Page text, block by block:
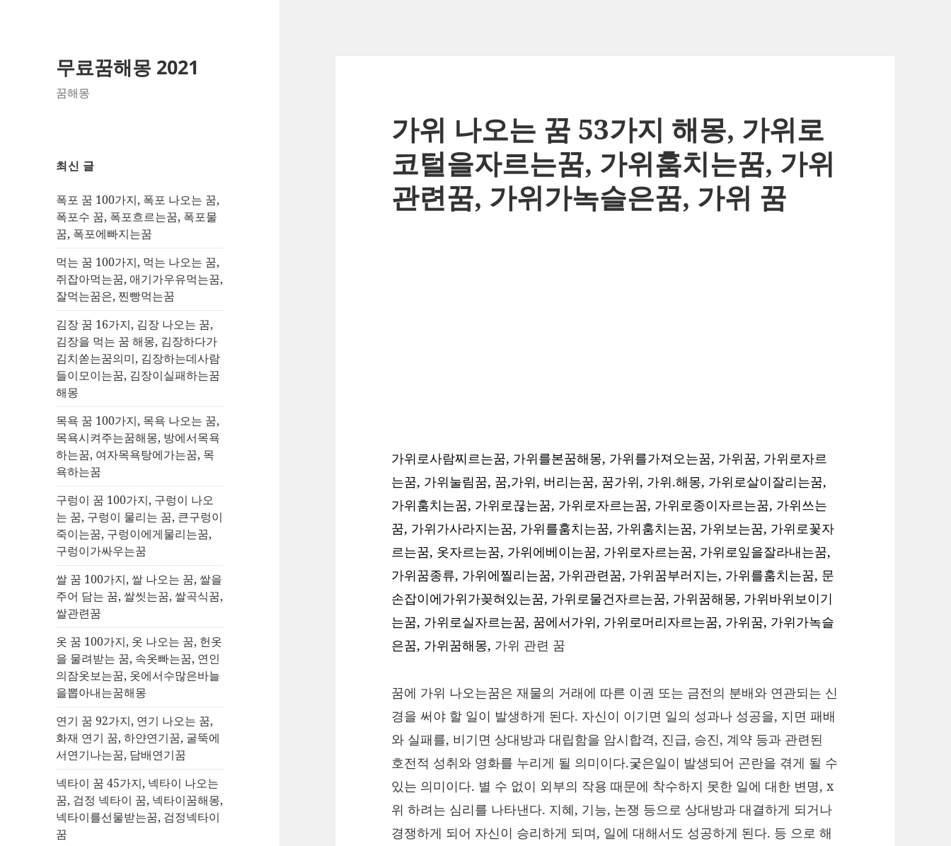
무료꿈해몽 2021
꿈해몽
최신 글
폭포 꿈 100가지, 폭포 나오는 꿈,
폭포수 꿈, 폭포흐르는꿈, 폭포물
꿈, 폭포에빠지는꿈
먹는 꿈 100가지, 먹는 나오는 꿈,
쥐잡아먹는꿈, 애기가우유먹는꿈,
잘먹는꿈은, 찐빵먹는꿈
김장 꿈 16가지, 김장 나오는 꿈,
김장을 먹는 꿈 해몽, 김장하다가
김치쏟는꿈의미, 김장하는데사람
들이모이는꿈, 김장이실패하는꿈
해몽
목욕 꿈 100가지, 목욕 나오는 꿈,
목욕시켜주는꿈해몽, 방에서목욕
하는꿈, 여자목욕탕에가는꿈, 목
욕하는꿈
구렁이 꿈 100가지, 구렁이 나오
는 꿈, 구렁이 물리는 꿈, 큰구렁이
죽이는꿈, 구렁이에게물리는꿈,
구렁이가싸우는꿈
쌀 꿈 100가지, 쌀 나오는 꿈, 쌀을
주어 담는 꿈, 쌀씻는꿈, 쌀곡식꿈,
쌀관련꿈
옷 꿈 100가지, 옷 나오는 꿈, 헌옷
을 물려받는 꿈, 속옷빠는꿈, 연인
의잠옷보는꿈, 옷에서수많은바늘
을뽑아내는꿈해몽
연기 꿈 92가지, 연기 나오는 꿈,
화재 연기 꿈, 하얀연기꿈, 굴뚝에
서연기나는꿈, 담배연기꿈
넥타이 꿈 45가지, 넥타이 나오는
꿈, 검정 넥타이 꿈, 넥타이꿈해몽,
넥타이를선물받는꿈, 검정넥타이
꿈
가위 나오는 꿈 53가지 해몽, 가위로
코털을자르는꿈, 가위훔치는꿈, 가위
관련꿈, 가위가녹슬은꿈, 가위 꿈
가위로사람찌르는꿈, 가위를본꿈해몽, 가위를가져오는꿈, 가위꿈, 가위로자르
는꿈, 가위눌림꿈, 꿈,가위, 버리는꿈, 꿈가위, 가위.해몽, 가위로살이잘리는꿈,
가위훔치는꿈, 가위로끊는꿈, 가위로자르는꿈, 가위로종이자르는꿈, 가위쓰는
꿈, 가위가사라지는꿈, 가위를훔치는꿈, 가위훔치는꿈, 가위보는꿈, 가위로꽃자
르는꿈, 옷자르는꿈, 가위에베이는꿈, 가위로자르는꿈, 가위로잎을잘라내는꿈,
가위꿈종류, 가위에찔리는꿈, 가위관련꿈, 가위꿈부러지는, 가위를훔치는꿈, 문
손잡이에가위가꽂혀있는꿈, 가위로물건자르는꿈, 가위꿈해몽, 가위바위보이기
는꿈, 가위로실자르는꿈, 꿈에서가위, 가위로머리자르는꿈, 가위꿈, 가위가녹슬
은꿈, 가위꿈해몽, 가위 관련 꿈
꿈에 가위 나오는꿈은 재물의 거래에 따른 이권 또는 금전의 분배와 연관되는 신
경을 써야 할 일이 발생하게 된다. 자신이 이기면 일의 성과나 성공을, 지면 패배
와 실패를, 비기면 상대방과 대립함을 암시합격, 진급, 승진, 계약 등과 관련된
호전적 성취와 영화를 누리게 될 의미이다.궃은일이 발생되어 곤란을 겪게 될 수
있는 의미이다. 별 수 없이 외부의 작용 때문에 착수하지 못한 일에 대한 변명, x
위 하려는 심리를 나타낸다. 지혜, 기능, 논쟁 등으로 상대방과 대결하게 되거나
경쟁하게 되어 자신이 승리하게 되며, 일에 대해서도 성공하게 된다. 등 으로 해